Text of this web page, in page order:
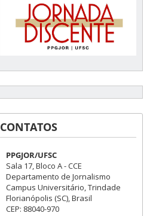
CONTATOS
PPGJOR/UFSC
Sala 17, Bloco A - CCE
Departamento de Jornalismo
Campus Universitário, Trindade
Florianópolis (SC), Brasil
CEP: 88040-970